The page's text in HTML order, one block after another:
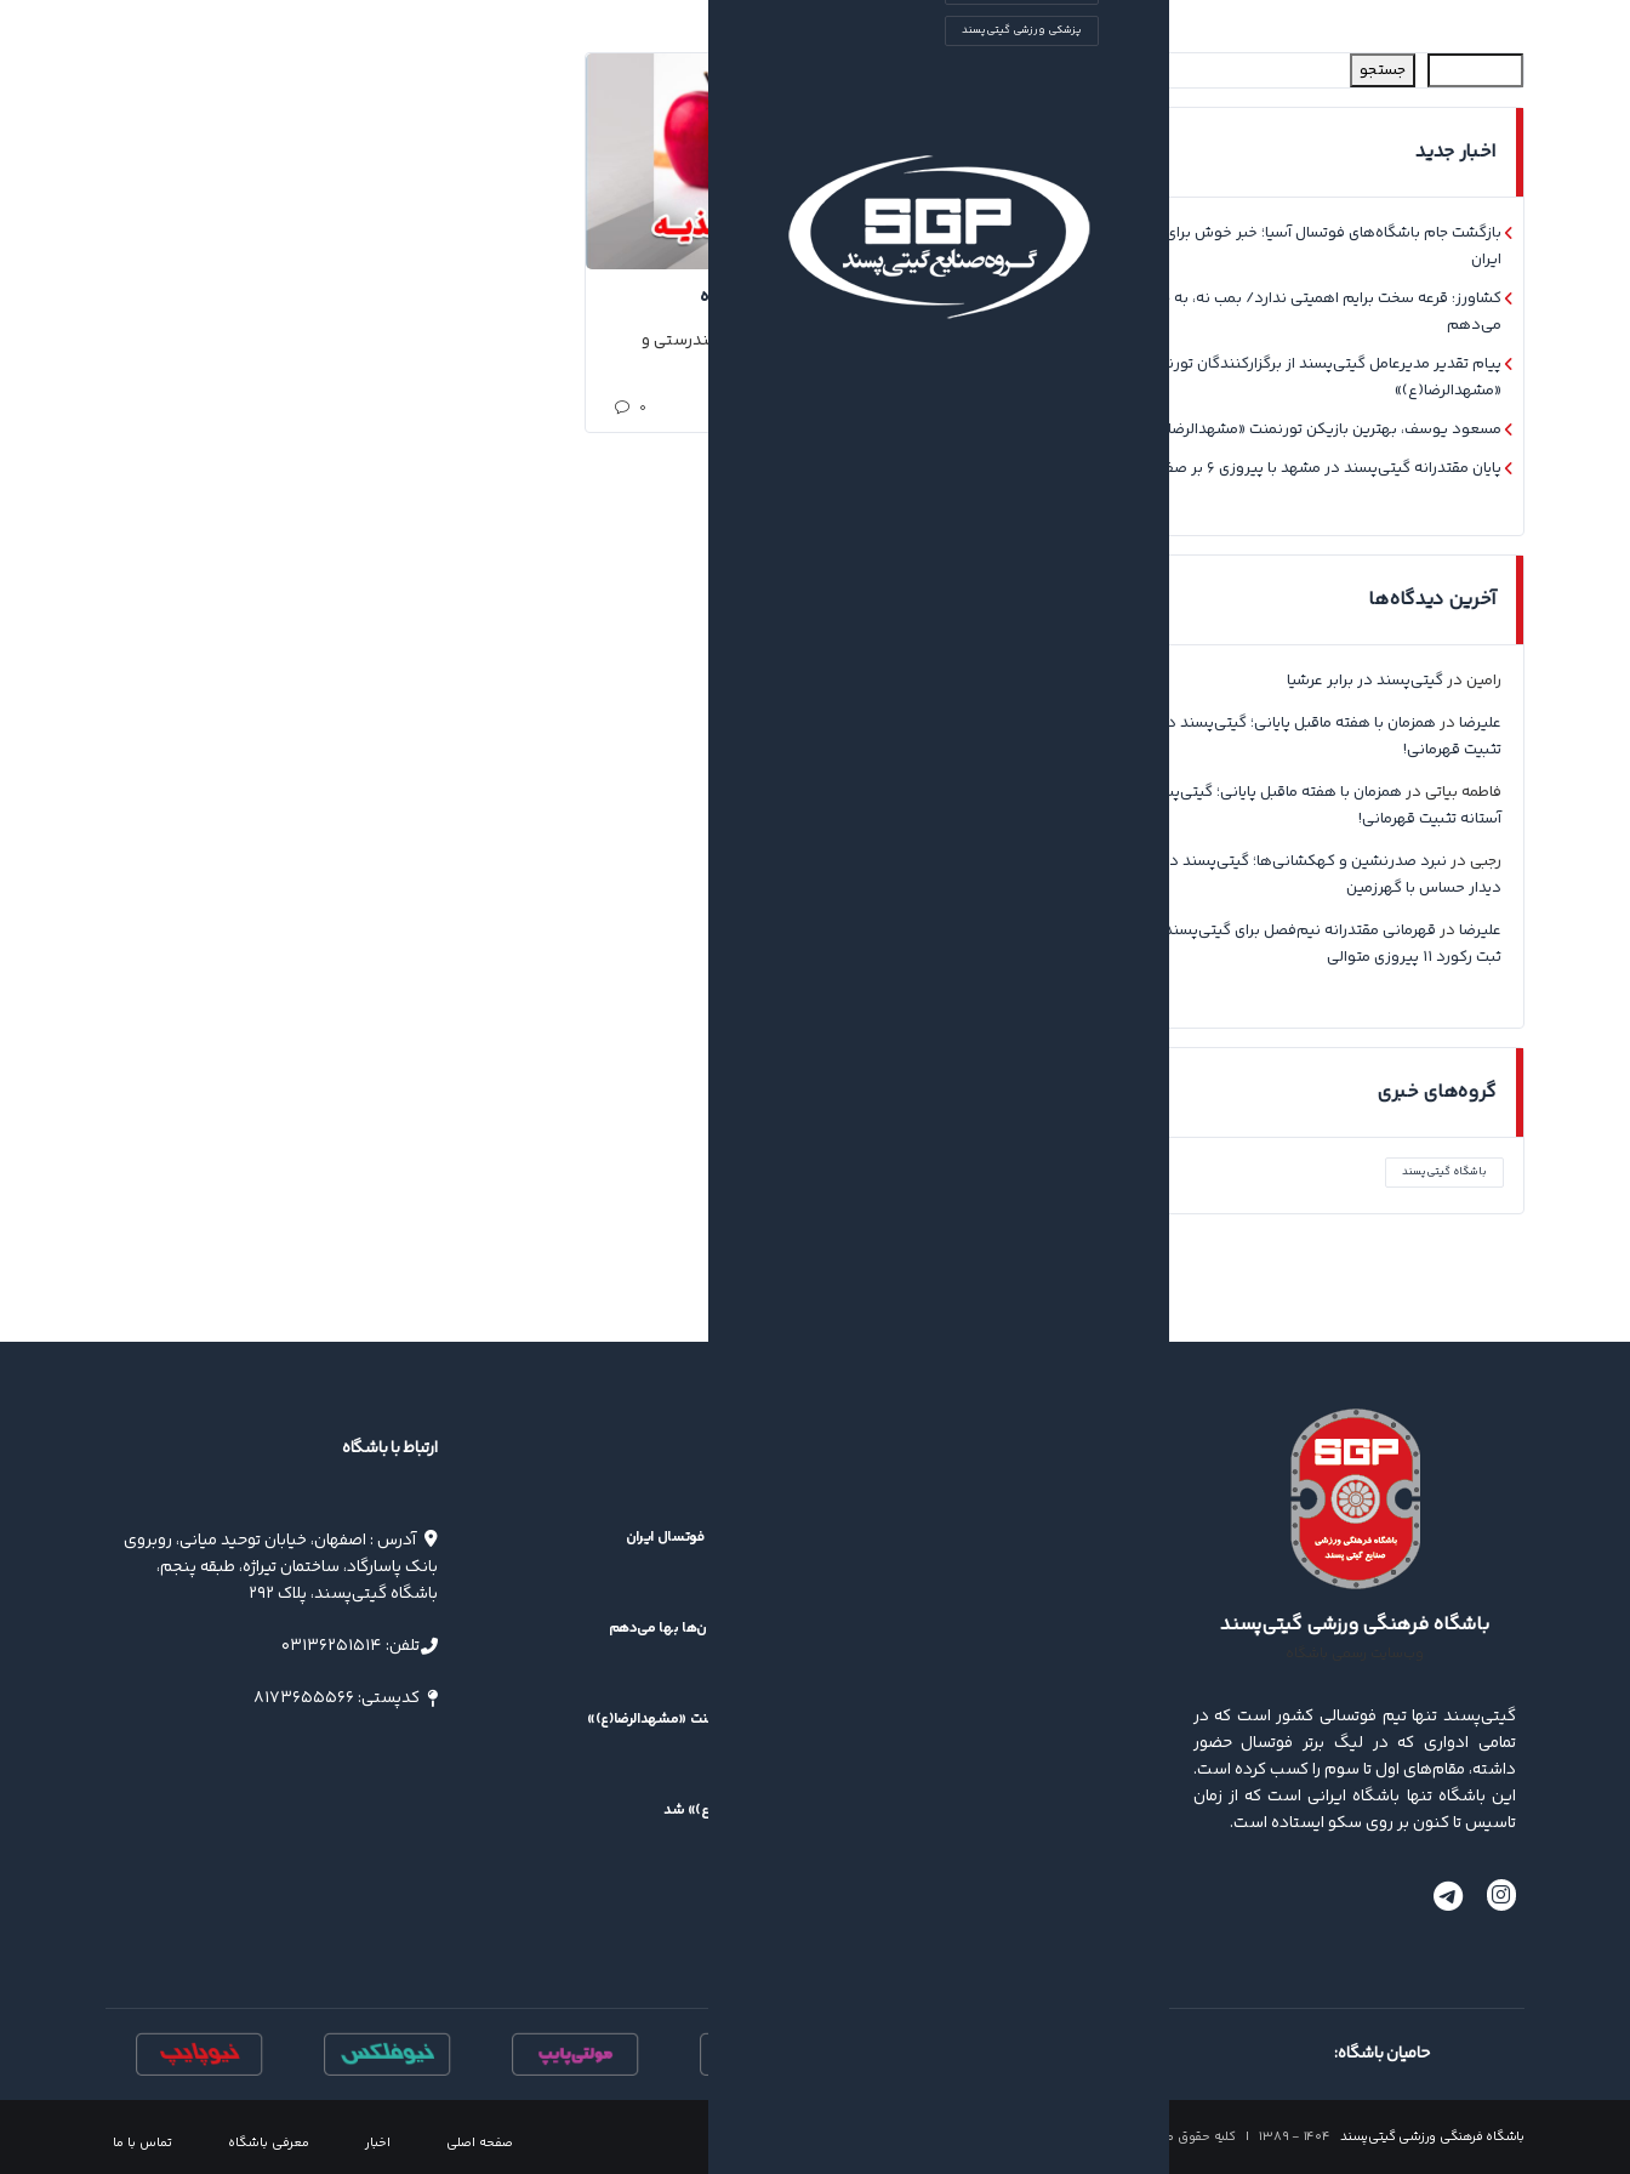
پزشکی ورزشی گیتی‌پسند
آغاز فعالیت دپارتمان تغذیه در کلینیک باشگاه
راه‌اندازی دپارتمان تخصصی تغذیه در کلینیک تندرستی و
۰
جستجو
اخبار جدید
بازگشت جام باشگاه‌های فوتسال آسیا؛ خبر خوش برای فوتسال
ایران
کشاورز: قرعه سخت برایم اهمیتی ندارد/ بمب نه، به جوان‌ها بها
می‌دهم
پیام تقدیر مدیرعامل گیتی‌پسند از برگزارکنندگان تورنمنت
«مشهدالرضا(ع)»
مسعود یوسف، بهترین بازیکن تورنمنت «مشهدالرضا(ع)» شد
پایان مقتدرانه گیتی‌پسند در مشهد با پیروزی ۶ بر صفر
آخرین دیدگاه‌ها
رامین درگیتی‌پسند در برابر عرشیا
علیرضا در همزمان با هفته ماقبل پایانی؛ گیتی‌پسند در آستانه
تثبیت قهرمانی!
فاطمه بیاتی در همزمان با هفته ماقبل پایانی؛ گیتی‌پسند در
آستانه تثبیت قهرمانی!
رجبی در نبرد صدرنشین و کهکشانی‌ها؛ گیتی‌پسند در آستانه
دیدار حساس با گهرزمین
علیرضا در قهرمانی مقتدرانه نیم‌فصل برای گیتی‌پسند اصفهان با
ثبت رکورد ۱۱ پیروزی متوالی
گروه‌های خبری
باشگاه گیتی‌پسند
باشگاه فرهنگی ورزشی گیتی‌پسند
گیتی‌پسند تنها تیم فوتسالی کشور است که در
تمامی ادواری که در لیگ برتر فوتسال حضور
داشته، مقام‌های اول تا سوم را کسب کرده ‌است.
این باشگاه تنها باشگاه ایرانی است که از زمان
تاسیس تا کنون بر روی سکو ایستاده است.
بازگشت جام باشگاه‌های فوتسال آسیا؛ خبر خوش برای فوتسال ایران
کشاورز: قرعه سخت برایم اهمیتی ندارد/ بمب نه، به جوان‌ها بها می‌دهم
پیام تقدیر مدیرعامل گیتی‌پسند از برگزارکنندگان تورنمنت «مشهدالرضا(ع)»
مسعود یوسف، بهترین بازیکن تورنمنت «مشهدالرضا(ع)» شد
ارتباط با باشگاه
آدرس : اصفهان، خیابان توحید میانی، روبروی
بانک پاسارگاد، ساختمان تیراژه، طبقه پنجم،
باشگاه گیتی‌پسند، پلاک ۲۹۲
تلفن: ۰۳۱۳۶۲۵۱۵۱۴
کدپستی: ۸۱۷۳۶۵۵۵۶۶
حامیان باشگاه:
باشگاه فرهنگی ورزشی گیتی‌پسند۱۴۰۴ - ۱۳۸۹ | کلیه حقوق محفوظ است صفحه اصلی اخبار معرفی باشگاه تماس با ما